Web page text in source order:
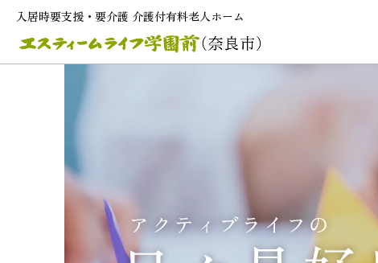
入居時要支援・要介護 介護付有料老人ホーム